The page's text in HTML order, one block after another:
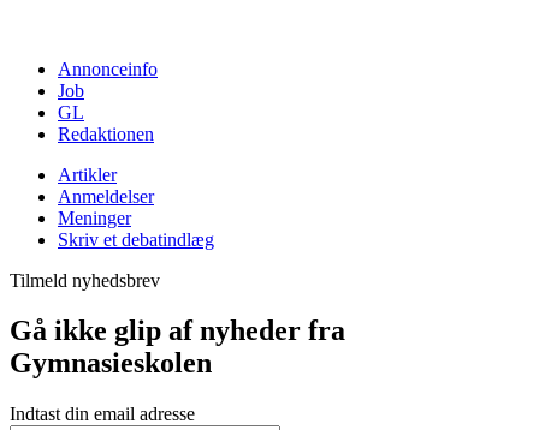
Annonceinfo
Job
GL
Redaktionen
Artikler
Anmeldelser
Meninger
Skriv et debatindlæg
Tilmeld nyhedsbrev
Gå ikke glip af nyheder fra
Gymnasieskolen
Indtast din email adresse